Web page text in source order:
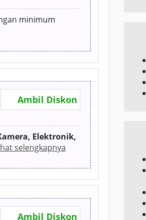
minimum
Ambil Diskon
Elektronik,
selengkapnya
Ambil Diskon